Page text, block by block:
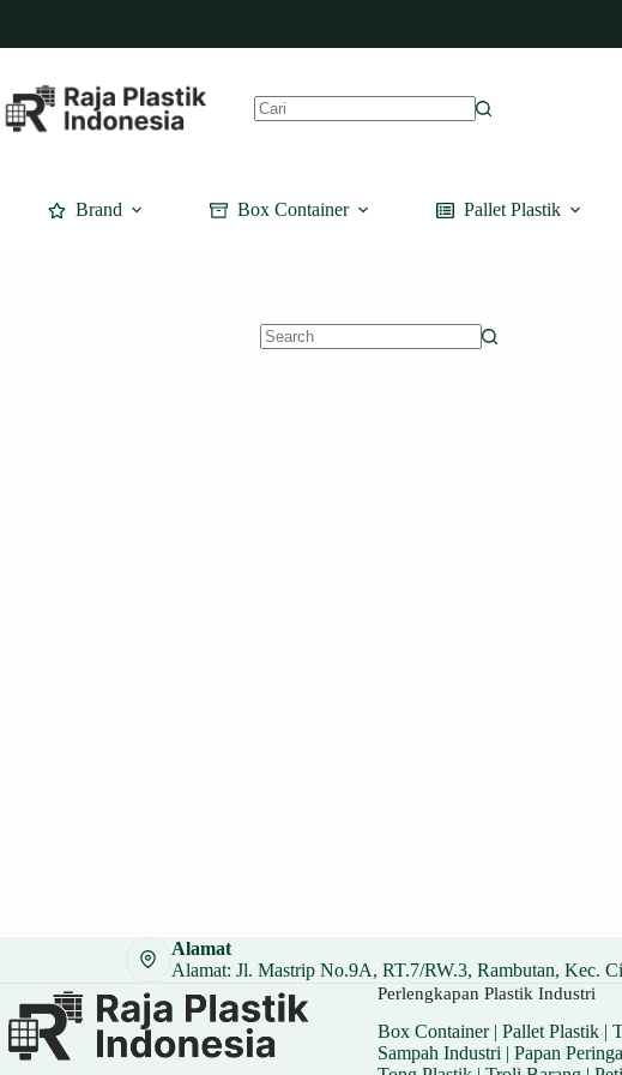
content
Brand Box Container Pallet Plastik
Alamat
Alamat: Jl. Mastrip No.9A, RT.7/RW.3, Rambutan, Kec.
Perlengkapan Plastik Industri
Box Container| Pallet Plastik|
Sampah Industri | Papan